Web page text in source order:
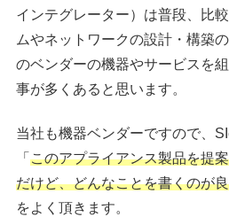
インテグレーター）は普段、比
ムやネットワークの設計・構築
のベンダーの機器やサービスを
事が多くあると思います。
当社も機器ベンダーですので、
「このアプライアンス製品を提
だけど、どんなことを書くのが
をよく頂きます。